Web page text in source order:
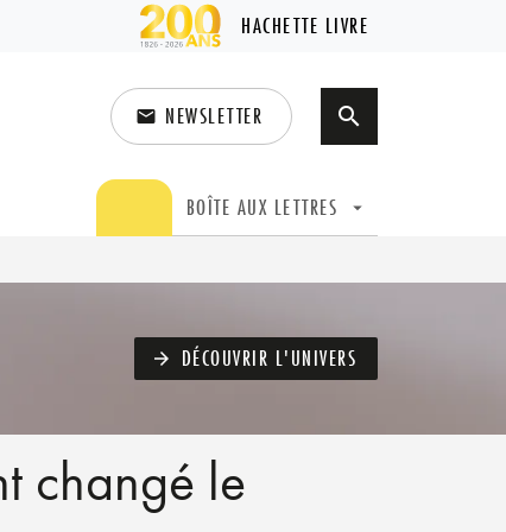
HACHETTE LIVRE
email NEWSLETTER search
BOÎTE AUX LETTRES arrow_drop_down
arrow_forward DÉCOUVRIR L'UNIVERS
changé le